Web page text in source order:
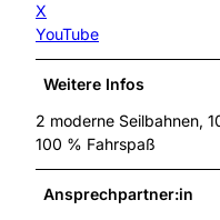
X
YouTube
Weitere Infos
2 moderne Seilbahnen,
100 % Fahrspaß
Ansprechpartner:in